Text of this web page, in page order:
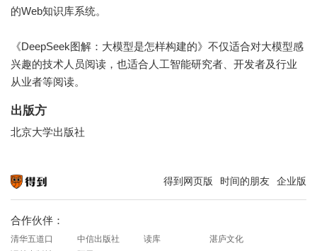
的Web知识库系统。
《DeepSeek图解：大模型是怎样构建的》不仅适合对大模型感
兴趣的技术人员阅读，也适合人工智能研究者、开发者及行业
从业者等阅读。
出版方
北京大学出版社
得到网页版 时间的朋友 企业版
合作伙伴：
清华五道口 中信出版社 读库
湛庐文化